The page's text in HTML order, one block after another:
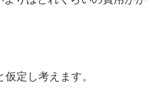
定し考えます。